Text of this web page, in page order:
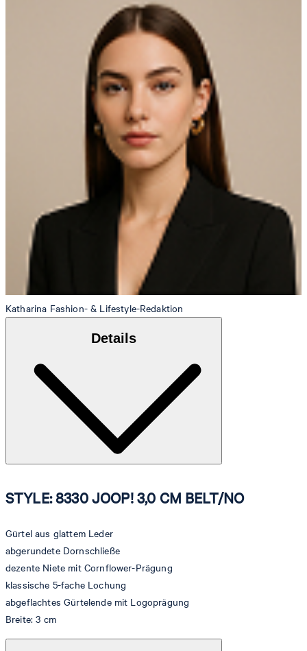
Katharina Fashion- & Lifestyle-Redaktion
Details
STYLE: 8330 JOOP! 3,0 CM BELT/NO
Gürtel aus glattem Leder
abgerundete Dornschließe
dezente Niete mit Cornflower-Prägung
klassische 5-fache Lochung
abgeflachtes Gürtelende mit Logoprägung
Breite: 3 cm